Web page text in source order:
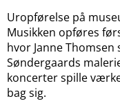
Uropførelse på
Musikken opføres
hvor Janne
Søndergaards
koncerter spille
bag sig.